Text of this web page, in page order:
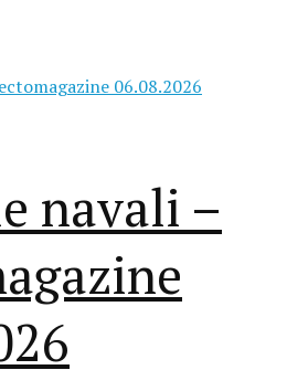
navali –